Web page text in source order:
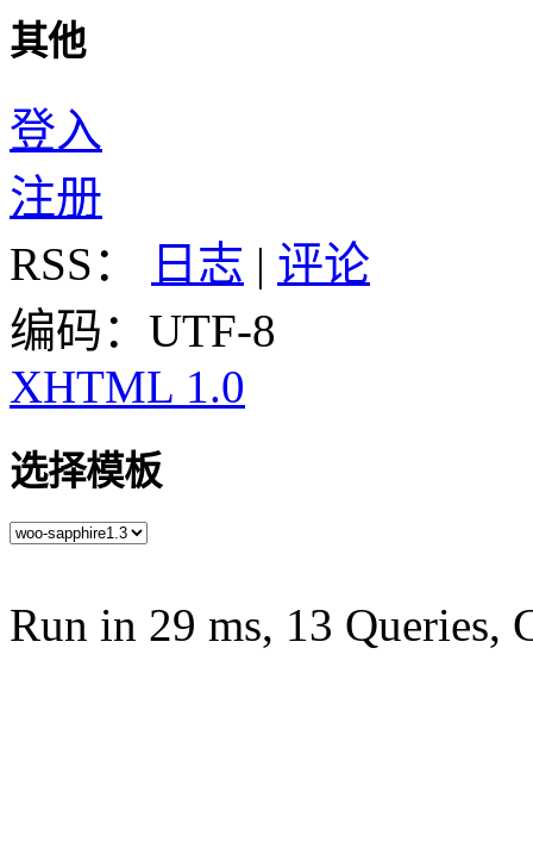
其他
登入
注册
RSS：
日志 | 评论
编码：UTF-8
XHTML 1.0
选择模板
Run in 29 ms, 13 Queries,